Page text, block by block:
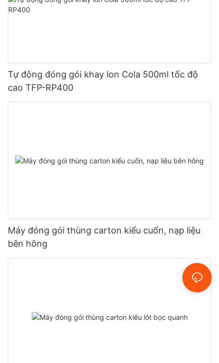
Tự động đóng gói khay lon Cola 500ml tốc độ
cao TFP-RP400
Máy đóng gói thùng carton kiểu cuốn, nạp liệu
bên hông